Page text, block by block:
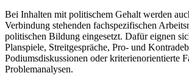
Bei Inhalten mit politischem Gehalt werden
Verbindung stehenden fachspezifischen
politischen Bildung eingesetzt. Dafür eignen
Planspiele, Streitgespräche, Pro- und
Podiumsdiskussionen oder kriterienorientierte
Problemanalysen.